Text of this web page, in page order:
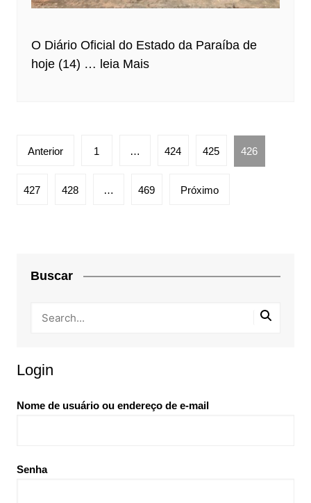
O Diário Oficial do Estado da Paraíba de
hoje (14) … leia Mais
de
Anterior 1 … 424 425 426
427 428 … 469 Próximo
Buscar
Login
Nome de usuário ou endereço de e-mail
Senha